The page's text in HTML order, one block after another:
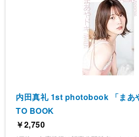
内田真礼 1st photobook 「まあ
TO BOOK
￥2,750